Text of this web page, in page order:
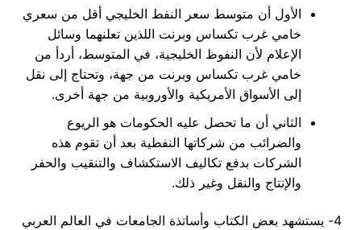
الأول أن متوسط سعر النفط الخليجي أقل من سعري
خامي غرب تكساس وبرنت اللذين تعلنهما وسائل
الإعلام لأن النفوظ الخليجية، في المتوسط، أردأ من
خامي غرب تكساس وبرنت من جهة، وتحتاج إلى نقل
إلى الأسواق الأمريكية والأوروبية من جهة أخرى.
الثاني أن ما تحصل عليه الحكومات هو الريوع
والضرائب من شركاتها النفطية بعد أن تقوم هذه
الشركات بدفع تكاليف الاستكشاف والتنقيب والحفر
والإنتاج والنقل وغير ذلك.
4- يستشهد بعض الكتاب وأساتذة الجامعات في العالم العربي